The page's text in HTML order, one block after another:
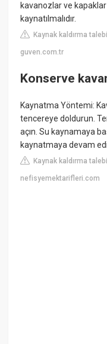
kavanozlar ve
kaynatılmalıdır.
Kaynak kaldırma talebi
guven.com.tr
Konserve
Kaynatma Yöntemi:
tencereye doldurun.
açın. Su kaynamaya
kaynatmaya devam
Kaynak kaldırma talebi
nefisyemektarifleri.com